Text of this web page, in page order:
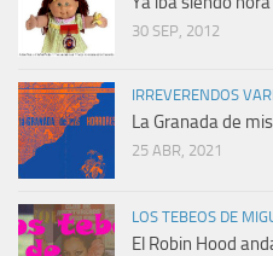
30 SEP, 2012
IRREVERENDOS
La Granada de
25 ABR, 2021
LOS TEBEOS DE
El Robin Hood